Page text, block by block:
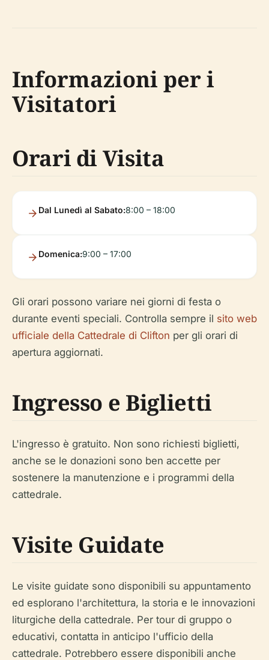
Informazioni per i
Visitatori
Orari di Visita
Dal Lunedì al Sabato:8:00 – 18:00
Domenica:9:00 – 17:00
Gli orari possono variare nei giorni di festa o
durante eventi speciali. Controlla sempre il sito web
ufficiale della Cattedrale di Clifton per gli orari di
apertura aggiornati.
Ingresso e Biglietti
L'ingresso è gratuito. Non sono richiesti biglietti,
anche se le donazioni sono ben accette per
sostenere la manutenzione e i programmi della
cattedrale.
Visite Guidate
Le visite guidate sono disponibili su appuntamento
ed esplorano l'architettura, la storia e le innovazioni
liturgiche della cattedrale. Per tour di gruppo o
educativi, contatta in anticipo l'ufficio della
cattedrale. Potrebbero essere disponibili anche